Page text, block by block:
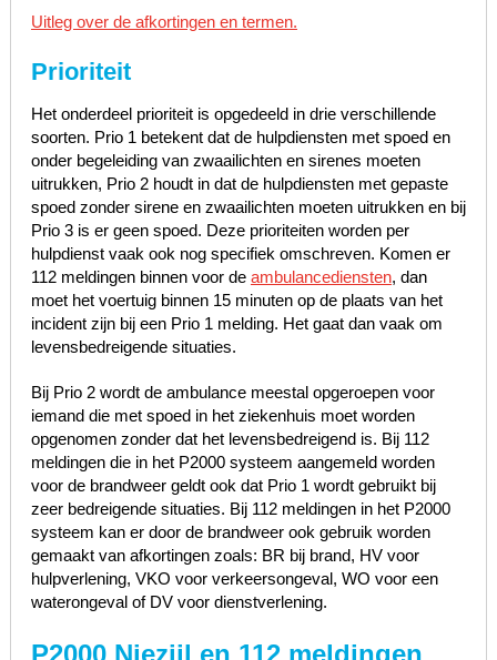
Uitleg over de afkortingen en termen.
Prioriteit
Het onderdeel prioriteit is opgedeeld in drie verschillende
soorten. Prio 1 betekent dat de hulpdiensten met spoed en
onder begeleiding van zwaailichten en sirenes moeten
uitrukken, Prio 2 houdt in dat de hulpdiensten met gepaste
spoed zonder sirene en zwaailichten moeten uitrukken en bij
Prio 3 is er geen spoed. Deze prioriteiten worden per
hulpdienst vaak ook nog specifiek omschreven. Komen er
112 meldingen binnen voor de ambulancediensten, dan
moet het voertuig binnen 15 minuten op de plaats van het
incident zijn bij een Prio 1 melding. Het gaat dan vaak om
levensbedreigende situaties.
Bij Prio 2 wordt de ambulance meestal opgeroepen voor
iemand die met spoed in het ziekenhuis moet worden
opgenomen zonder dat het levensbedreigend is. Bij 112
meldingen die in het P2000 systeem aangemeld worden
voor de brandweer geldt ook dat Prio 1 wordt gebruikt bij
zeer bedreigende situaties. Bij 112 meldingen in het P2000
systeem kan er door de brandweer ook gebruik worden
gemaakt van afkortingen zoals: BR bij brand, HV voor
hulpverlening, VKO voor verkeersongeval, WO voor een
waterongeval of DV voor dienstverlening.